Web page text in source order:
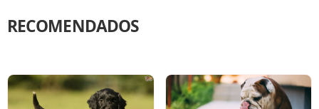
RECOMENDADOS